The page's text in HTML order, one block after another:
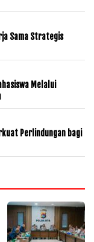
Sama Strategis
Melalui
Perlindungan bagi